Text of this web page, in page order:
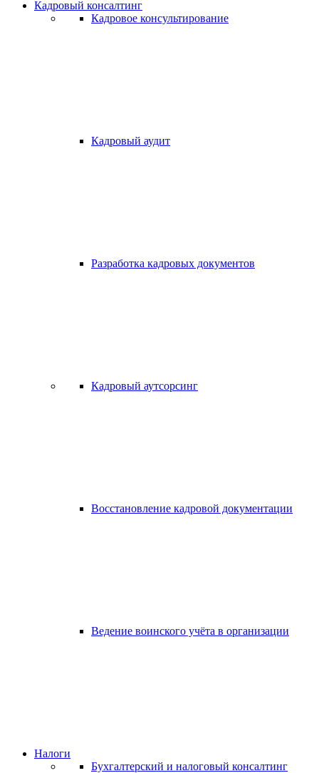
Кадровый консалтинг
Кадровое консультирование
Кадровый аудит
Разработка кадровых документов
Кадровый аутсорсинг
Восстановление кадровой документации
Ведение воинского учёта в организации
Налоги
Бухгалтерский и налоговый консалтинг